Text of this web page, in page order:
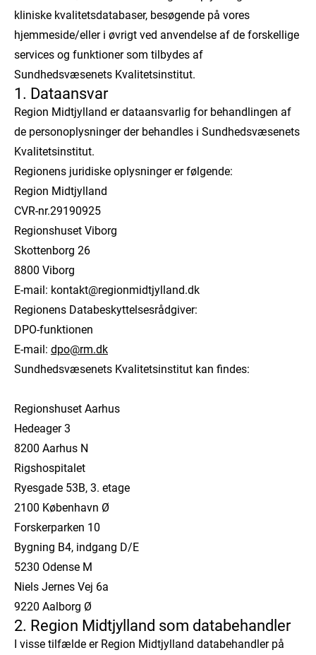
kliniske kvalitetsdatabaser, besøgende på vores
hjemmeside/eller i øvrigt ved anvendelse af de forskellige
services og funktioner som tilbydes af
Sundhedsvæsenets Kvalitetsinstitut.
1. Dataansvar
Region Midtjylland er dataansvarlig for behandlingen af
de personoplysninger der behandles i Sundhedsvæsenets
Kvalitetsinstitut.
Regionens juridiske oplysninger er følgende:
Region Midtjylland
CVR-nr.29190925
Regionshuset Viborg
Skottenborg 26
8800 Viborg
E-mail: kontakt@regionmidtjylland.dk
Regionens Databeskyttelsesrådgiver:
DPO-funktionen
E-mail: dpo@rm.dk
Sundhedsvæsenets Kvalitetsinstitut kan findes:
Regionshuset Aarhus
Hedeager 3
8200 Aarhus N
Rigshospitalet
Ryesgade 53B, 3. etage
2100 København Ø
Forskerparken 10
Bygning B4, indgang D/E
5230 Odense M
Niels Jernes Vej 6a
9220 Aalborg Ø
2. Region Midtjylland som databehandler
I visse tilfælde er Region Midtjylland databehandler på